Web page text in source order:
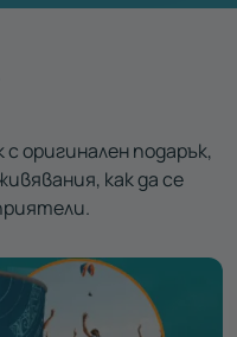
оригинален подарък,
как да се